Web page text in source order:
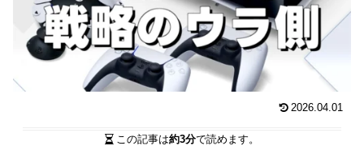
2026.04.01
この記事は約3分で読めます。